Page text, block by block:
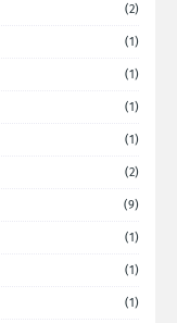
(2)
(1)
(1)
(1)
(1)
(2)
(9)
(1)
(1)
(1)